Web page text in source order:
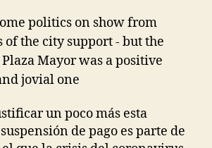
un poco más esta
de pago es parte de